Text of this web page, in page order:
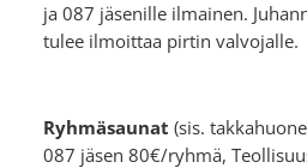
ja 087 jäsenille ilmainen.
tulee ilmoittaa pirtin valvojalle.
Ryhmäsaunat (sis.
087 jäsen 80€/ryhmä,